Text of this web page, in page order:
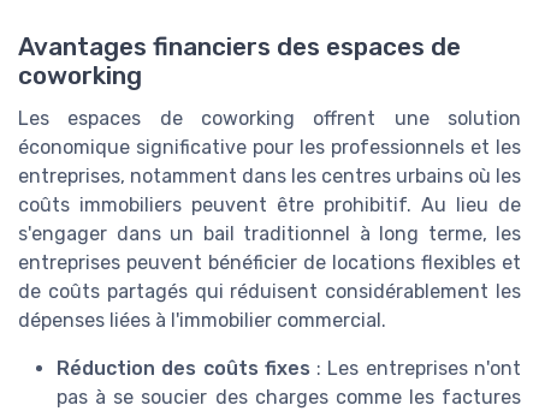
Avantages financiers des espaces de
coworking
Les espaces de coworking offrent une solution
économique significative pour les professionnels et les
entreprises, notamment dans les centres urbains où les
coûts immobiliers peuvent être prohibitif. Au lieu de
s'engager dans un bail traditionnel à long terme, les
entreprises peuvent bénéficier de locations flexibles et
de coûts partagés qui réduisent considérablement les
dépenses liées à l'immobilier commercial.
Réduction des coûts fixes : Les entreprises n'ont
pas à se soucier des charges comme les factures